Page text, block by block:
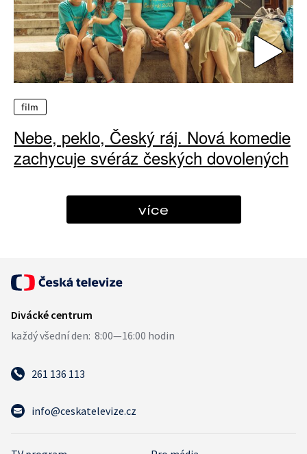
film
Nebe, peklo, Český ráj. Nová komedie
zachycuje svéráz českých dovolených
více
261 136 113
info@ceskatelevize.cz